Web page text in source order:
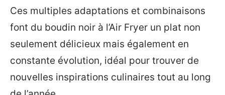
Ces multiples adaptations et combinaisons
font du boudin noir à l’Air Fryer un plat non
seulement délicieux mais également en
constante évolution, idéal pour trouver de
nouvelles inspirations culinaires tout au long